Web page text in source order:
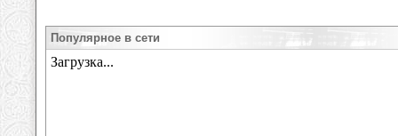
Популярное в сети